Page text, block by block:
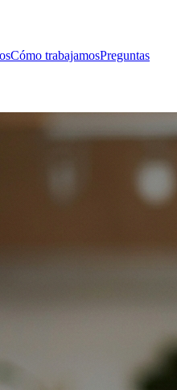
Cómo trabajamosPreguntas